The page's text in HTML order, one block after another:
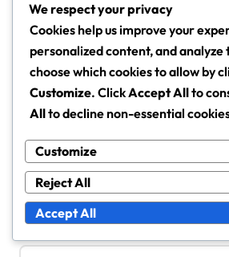
肌バリア修復のための
ト：利点、使用法、効
テッサ・ラングレー Mar 6,
Leave a Reply
Your email address will not be
are marked*
We respect your privacy
Cookies help us improve your
personalized content, and analyze
choose which cookies to allow by
Customize. ClickAccept Allto
Allto decline non-essential
Customize
Reject All
Accept All